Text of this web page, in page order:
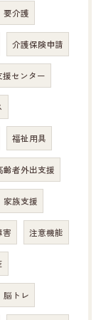
要介護
介護保険申請
センター
福祉用具
齢者外出支援
家族支援
害 注意機能
脳トレ